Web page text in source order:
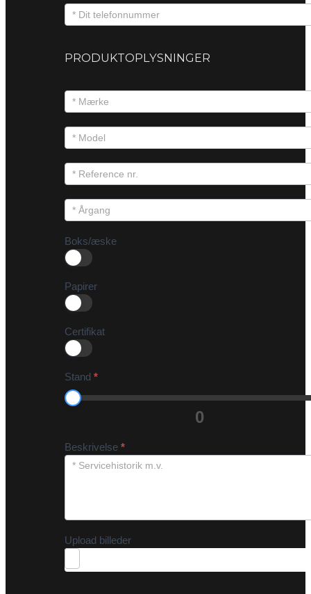
PRODUKTOPLYSNINGER
Boks/æske
Papirer
Certifikat
Stand *
0
Beskrivelse *
Upload billeder